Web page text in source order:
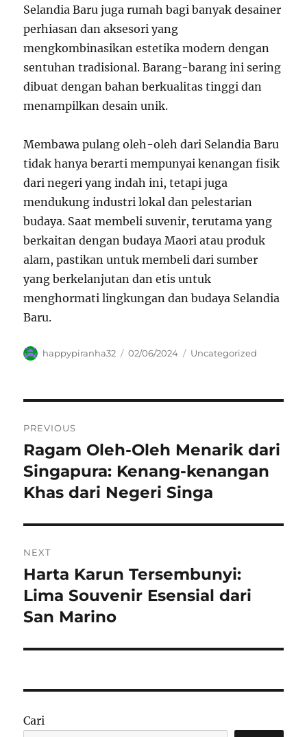
Selandia Baru juga rumah bagi banyak desainer
perhiasan dan aksesori yang
mengkombinasikan estetika modern dengan
sentuhan tradisional. Barang-barang ini sering
dibuat dengan bahan berkualitas tinggi dan
menampilkan desain unik.
Membawa pulang oleh-oleh dari Selandia Baru
tidak hanya berarti mempunyai kenangan fisik
dari negeri yang indah ini, tetapi juga
mendukung industri lokal dan pelestarian
budaya. Saat membeli suvenir, terutama yang
berkaitan dengan budaya Maori atau produk
alam, pastikan untuk membeli dari sumber
yang berkelanjutan dan etis untuk
menghormati lingkungan dan budaya Selandia
Baru.
Author
happypiranha32
Posted
02/06/2024 Categories
Uncategorized
pos
PREVIOUS
Previous
post:
Ragam Oleh-Oleh Menarik dari
Singapura: Kenang-kenangan
Khas dari Negeri Singa
NEXT
Next
post:
Harta Karun Tersembunyi:
Lima Souvenir Esensial dari
San Marino
Cari